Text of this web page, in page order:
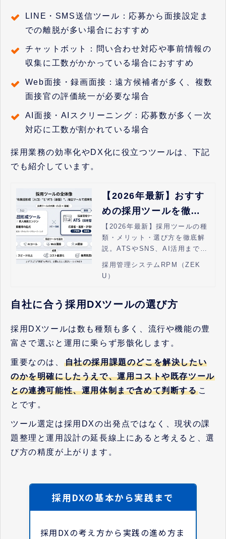
LINE・SMS送信ツール：応募から面接設定ま
での離脱が多い場合におすすめ
チャットボット：問い合わせ対応や事前情報の
収集に工数がかかっている場合におすすめ
Web面接・録画面接：遠方候補者が多く、複数
面接官の評価統一が必要な場合
AI面接・AIスクリーニング：応募数が多く一次
対応に工数が割かれている場合
採用業務の効率化やDX化に役立つツールは、下記
でも紹介しています。
【2026年最新】おすす
めの採用ツールを徹底
解説！選び方や導入メ
リットまで網羅
【2026年最新】採用ツールの種
類・メリット・選び方を徹底解
説。ATSやSNS、AI活用まで網
羅し、工数削減と採用精度向上
採用管理システムRPM（ZEK
U）
自社に合う採用DXツールの選び方
採用DXツールは数も種類も多く、流行や機能の豊
富さで選ぶと運用に乗らず形骸化します。
重要なのは、
自社の採用課題のどこを解決したい
のかを明確にしたうえで、運用コストや既存ツール
との連携可能性、運用体制まで含めて判断するこ
とです。
ツール選定は採用DXの出発点ではなく、現状の課
題整理と運用設計の延長線上にあると考えると、選
び方の精度が上がります。
採用DXの基本から実践まで
採用DXの考え方から実践の進め方ま